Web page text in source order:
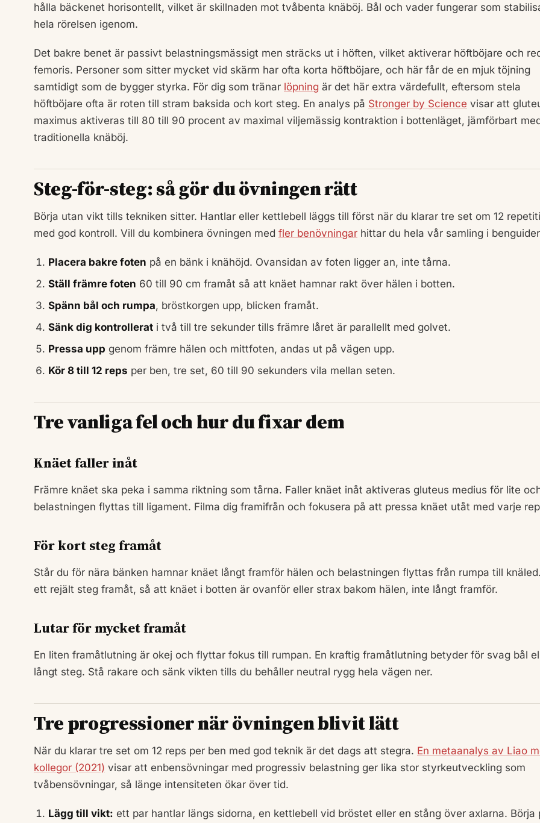
hålla bäckenet horisontellt, vilket är skillnaden mot tvåbenta knäböj. Bål och vader fungerar som
hela rörelsen igenom.
Det bakre benet är passivt belastningsmässigt men sträcks ut i höften, vilket aktiverar höftböjare och
femoris. Personer som sitter mycket vid skärm har ofta korta höftböjare, och här får de en mjuk töjning
samtidigt som de bygger styrka. För dig som tränar löpning är det här extra värdefullt, eftersom stela
höftböjare ofta är roten till stram baksida och kort steg. En analys på Stronger by Science visar att
maximus aktiveras till 80 till 90 procent av maximal viljemässig kontraktion i bottenläget, jämförbart
traditionella knäböj.
Steg-för-steg: så gör du övningen rätt
Börja utan vikt tills tekniken sitter. Hantlar eller kettlebell läggs till först när du klarar tre set om 12
med god kontroll. Vill du kombinera övningen med fler benövningar hittar du hela vår samling i
Placera bakre foten på en bänk i knähöjd. Ovansidan av foten ligger an, inte tårna.
Ställ främre foten 60 till 90 cm framåt så att knäet hamnar rakt över hälen i botten.
Spänn bål och rumpa, bröstkorgen upp, blicken framåt.
Sänk dig kontrollerat i två till tre sekunder tills främre låret är parallellt med golvet.
Pressa upp genom främre hälen och mittfoten, andas ut på vägen upp.
Kör 8 till 12 reps per ben, tre set, 60 till 90 sekunders vila mellan seten.
Tre vanliga fel och hur du fixar dem
Knäet faller inåt
Främre knäet ska peka i samma riktning som tårna. Faller knäet inåt aktiveras gluteus medius för lite
belastningen flyttas till ligament. Filma dig framifrån och fokusera på att pressa knäet utåt med varje
För kort steg framåt
Står du för nära bänken hamnar knäet långt framför hälen och belastningen flyttas från rumpa till
ett rejält steg framåt, så att knäet i botten är ovanför eller strax bakom hälen, inte långt framför.
Lutar för mycket framåt
En liten framåtlutning är okej och flyttar fokus till rumpan. En kraftig framåtlutning betyder för svag bål
långt steg. Stå rakare och sänk vikten tills du behåller neutral rygg hela vägen ner.
Tre progressioner när övningen blivit lätt
När du klarar tre set om 12 reps per ben med god teknik är det dags att stegra. En metaanalys av Liao
kollegor (2021) visar att enbensövningar med progressiv belastning ger lika stor styrkeutveckling som
tvåbensövningar, så länge intensiteten ökar över tid.
Lägg till vikt: ett par hantlar längs sidorna, en kettlebell vid bröstet eller en stång över axlarna. Börja